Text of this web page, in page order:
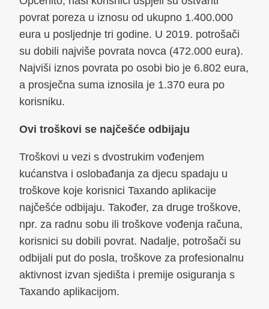
povrat poreza u iznosu od ukupno 1.400.000
eura u posljednje tri godine. U 2019. potrošači
su dobili najviše povrata novca (472.000 eura).
Najviši iznos povrata po osobi bio je 6.802 eura,
a prosječna suma iznosila je 1.370 eura po
korisniku.
Ovi troškovi se najčešće odbijaju
Troškovi u vezi s dvostrukim vođenjem
kućanstva i oslobađanja za djecu spadaju u
troškove koje korisnici Taxando aplikacije
najčešće odbijaju. Također, za druge troškove,
npr. za radnu sobu ili troškove vođenja računa,
korisnici su dobili povrat. Nadalje, potrošači su
odbijali put do posla, troškove za profesionalnu
aktivnost izvan sjedišta i premije osiguranja s
Taxando aplikacijom.